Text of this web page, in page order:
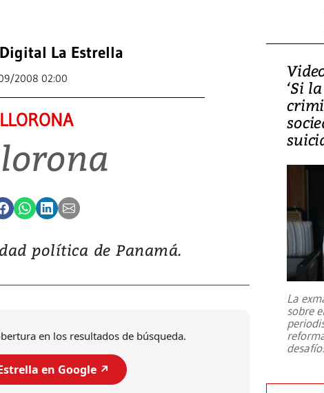
La Estrella
2008 02:00
política de Panamá.
en los resultados de búsqueda.
en Google ↗️
‘Si
La
sobre